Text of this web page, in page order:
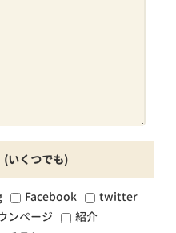
いくつでも)
Facebook
twitter
ンページ
紹介